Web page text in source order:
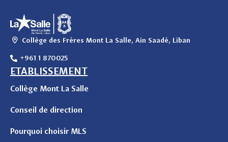
Collège des Frères Mont La Salle, Ain Saadé, Liban
+961 1 870025
ETABLISSEMENT
Collège Mont La Salle
Conseil de direction
Pourquoi choisir MLS